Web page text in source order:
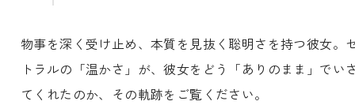
物事を深く受け止め、本質を見抜く聡明さを持つ彼女。
トラルの「温かさ」が、彼女をどう「ありのまま」でい
てくれたのか、その軌跡をご覧ください。